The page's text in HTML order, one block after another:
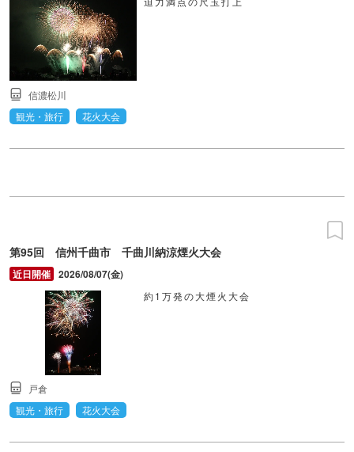
信濃松川
観光・旅行
花火大会
第95回 信州千曲市 千曲川納涼煙火大会
2026/08/07(金)
約1万発の大煙火大会
戸倉
観光・旅行
花火大会